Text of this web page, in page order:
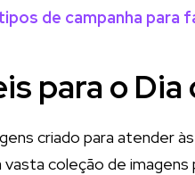
de campanha para
para o Dia
criado para atender
coleção de